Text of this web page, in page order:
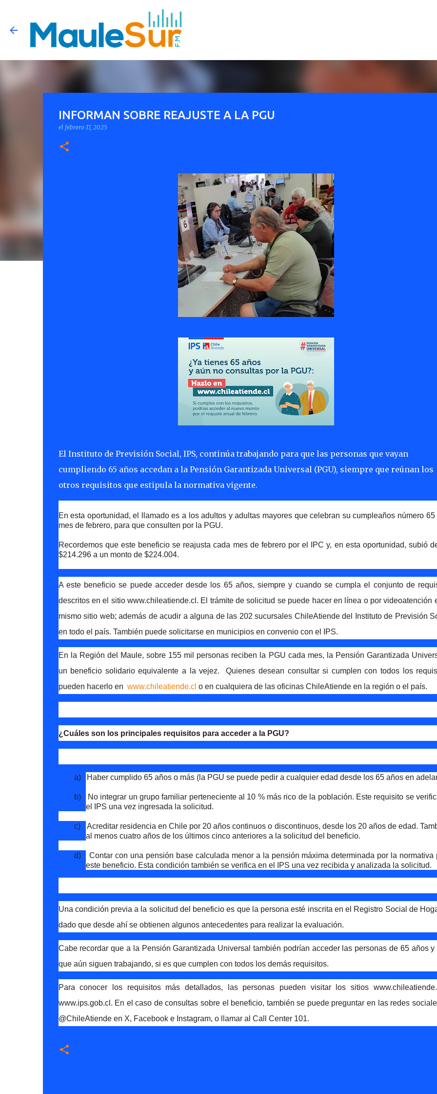
INFORMAN SOBRE REAJUSTE A LA PGU
el febrero 17, 2025
El Instituto de Previsión Social, IPS, continúa trabajando para que las personas que vayan
cumpliendo 65 años accedan a la Pensión Garantizada Universal (PGU), siempre que reúnan los
otros requisitos que estipula la normativa vigente.
En esta oportunidad, el llamado es a los adultos y adultas mayores que celebran su cumpleaños número 65
mes de febrero, para que consulten por la PGU.
Recordemos que este beneficio se reajusta cada mes de febrero por el IPC y, en esta oportunidad, subió
$214.296 a un monto de $224.004.
A este beneficio se puede acceder desde los 65 años, siempre y cuando se cumpla el conjunto de
descritos en el sitio www.chileatiende.cl . El trámite de solicitud se puede hacer en línea o por videoatención
mismo sitio web; además de acudir a alguna de las 202 sucursales ChileAtiende del Instituto de Previsión
en todo el país. También puede solicitarse en municipios en convenio con el IPS.
En la Región del Maule, sobre 155 mil personas reciben la PGU cada mes, la Pensión Garantizada
un beneficio solidario equivalente a la vejez.
Quienes desean consultar si cumplen con todos los
pueden hacerlo en www.chileatiende.cl o en cualquiera de las oficinas ChileAtiende en la región o el país.
¿Cuáles son los principales requisitos para acceder a la PGU?
a) Haber cumplido 65 años o más (la PGU se puede pedir a cualquier edad desde los 65 años en
b)
No integrar un grupo familiar perteneciente al 10 % más rico de la población. Este requisito se
el IPS una vez ingresada la solicitud.
c)
Acreditar residencia en Chile por 20 años continuos o discontinuos, desde los 20 años de edad.
al menos cuatro años de los últimos cinco anteriores a la solicitud del beneficio.
d)
Contar con una pensión base calculada menor a la pensión máxima determinada por la normativa
este beneficio. Esta condición también se verifica en el IPS una vez recibida y analizada la solicitud.
Una condición previa a la solicitud del beneficio es que la persona esté inscrita en el Registro Social de
dado que desde ahí se obtienen algunos antecedentes para realizar la evaluación.
Cabe recordar que a la Pensión Garantizada Universal también podrían acceder las personas de 65 años y
que aún siguen trabajando, si es que cumplen con todos los demás requisitos.
Para conocer los requisitos más detallados, las personas pueden visitar los sitios
www.ips.gob.cl . En el caso de consultas sobre el beneficio, también se puede preguntar en las redes
@ChileAtiende en X, Facebook e Instagram, o llamar al Call Center 101.